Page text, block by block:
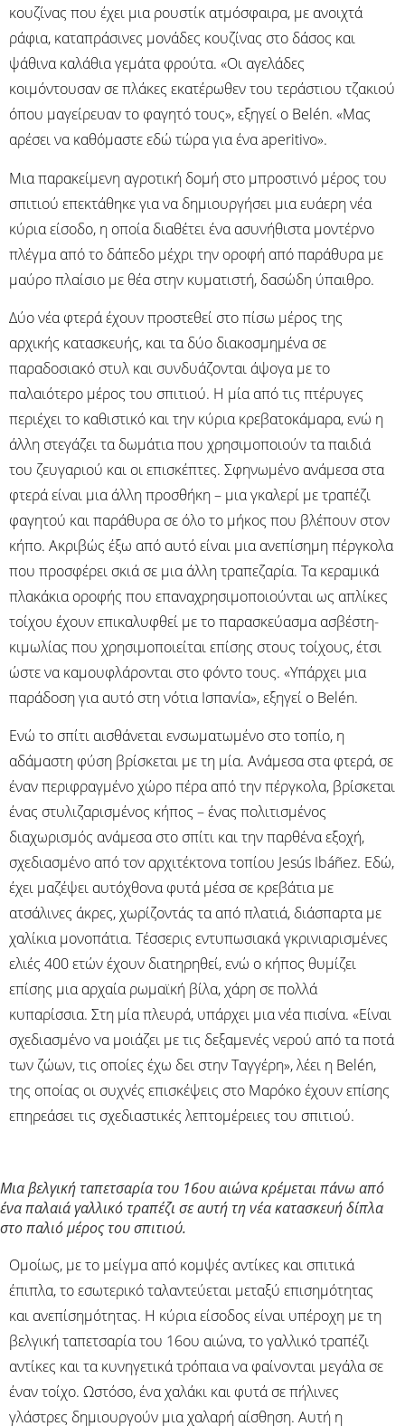
κουζίνας που έχει μια ρουστίκ ατμόσφαιρα, με ανοιχτά
ράφια, καταπράσινες μονάδες κουζίνας στο δάσος και
ψάθινα καλάθια γεμάτα φρούτα. «Οι αγελάδες
κοιμόντουσαν σε πλάκες εκατέρωθεν του τεράστιου τζακιού
όπου μαγείρευαν το φαγητό τους», εξηγεί ο Belén. «Μας
αρέσει να καθόμαστε εδώ τώρα για ένα aperitivo».
Μια παρακείμενη αγροτική δομή στο μπροστινό μέρος του
σπιτιού επεκτάθηκε για να δημιουργήσει μια ευάερη νέα
κύρια είσοδο, η οποία διαθέτει ένα ασυνήθιστα μοντέρνο
πλέγμα από το δάπεδο μέχρι την οροφή από παράθυρα με
μαύρο πλαίσιο με θέα στην κυματιστή, δασώδη ύπαιθρο.
Δύο νέα φτερά έχουν προστεθεί στο πίσω μέρος της
αρχικής κατασκευής, και τα δύο διακοσμημένα σε
παραδοσιακό στυλ και συνδυάζονται άψογα με το
παλαιότερο μέρος του σπιτιού. Η μία από τις πτέρυγες
περιέχει το καθιστικό και την κύρια κρεβατοκάμαρα, ενώ η
άλλη στεγάζει τα δωμάτια που χρησιμοποιούν τα παιδιά
του ζευγαριού και οι επισκέπτες. Σφηνωμένο ανάμεσα στα
φτερά είναι μια άλλη προσθήκη – μια γκαλερί με τραπέζι
φαγητού και παράθυρα σε όλο το μήκος που βλέπουν στον
κήπο. Ακριβώς έξω από αυτό είναι μια ανεπίσημη πέργκολα
που προσφέρει σκιά σε μια άλλη τραπεζαρία. Τα κεραμικά
πλακάκια οροφής που επαναχρησιμοποιούνται ως απλίκες
τοίχου έχουν επικαλυφθεί με το παρασκεύασμα ασβέστη-
κιμωλίας που χρησιμοποιείται επίσης στους τοίχους, έτσι
ώστε να καμουφλάρονται στο φόντο τους. «Υπάρχει μια
παράδοση για αυτό στη νότια Ισπανία», εξηγεί ο Belén.
Ενώ το σπίτι αισθάνεται ενσωματωμένο στο τοπίο, η
αδάμαστη φύση βρίσκεται με τη μία. Ανάμεσα στα φτερά, σε
έναν περιφραγμένο χώρο πέρα ​​από την πέργκολα, βρίσκεται
ένας στυλιζαρισμένος κήπος – ένας πολιτισμένος
διαχωρισμός ανάμεσα στο σπίτι και την παρθένα εξοχή,
σχεδιασμένο από τον αρχιτέκτονα τοπίου Jesús Ibáñez. Εδώ,
έχει μαζέψει αυτόχθονα φυτά μέσα σε κρεβάτια με
ατσάλινες άκρες, χωρίζοντάς τα από πλατιά, διάσπαρτα με
χαλίκια μονοπάτια. Τέσσερις εντυπωσιακά γκρινιαρισμένες
ελιές 400 ετών έχουν διατηρηθεί, ενώ ο κήπος θυμίζει
επίσης μια αρχαία ρωμαϊκή βίλα, χάρη σε πολλά
κυπαρίσσια. Στη μία πλευρά, υπάρχει μια νέα πισίνα. «Είναι
σχεδιασμένο να μοιάζει με τις δεξαμενές νερού από τα ποτά
των ζώων, τις οποίες έχω δει στην Ταγγέρη», λέει η Belén,
της οποίας οι συχνές επισκέψεις στο Μαρόκο έχουν επίσης
επηρεάσει τις σχεδιαστικές λεπτομέρειες του σπιτιού.
Μια βελγική ταπετσαρία του 16ου αιώνα κρέμεται πάνω από
ένα παλαιά γαλλικό τραπέζι σε αυτή τη νέα κατασκευή δίπλα
στο παλιό μέρος του σπιτιού.
Ομοίως, με το μείγμα από κομψές αντίκες και σπιτικά
έπιπλα, το εσωτερικό ταλαντεύεται μεταξύ επισημότητας
και ανεπίσημότητας. Η κύρια είσοδος είναι υπέροχη με τη
βελγική ταπετσαρία του 16ου αιώνα, το γαλλικό τραπέζι
αντίκες και τα κυνηγετικά τρόπαια να φαίνονται μεγάλα σε
έναν τοίχο. Ωστόσο, ένα χαλάκι και φυτά σε πήλινες
γλάστρες δημιουργούν μια χαλαρή αίσθηση. Αυτή η